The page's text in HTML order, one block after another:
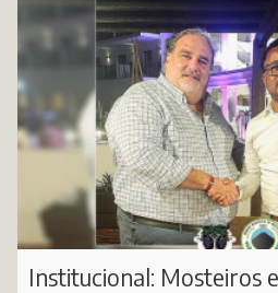
Institucional: Mosteiros